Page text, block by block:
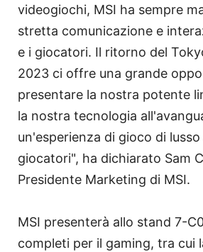
videogiochi, MSI ha sempre
stretta comunicazione e
e i giocatori. Il ritorno del
2023 ci offre una grande
presentare la nostra potente
la nostra tecnologia
un'esperienza di gioco di
giocatori", ha dichiarato Sam
Presidente Marketing di MSI.
MSI presenterà allo stand 7-
completi per il gaming, tra cui